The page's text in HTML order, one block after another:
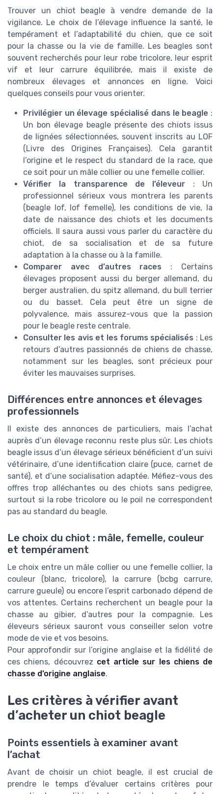
Trouver un chiot beagle à vendre demande de la
vigilance. Le choix de l’élevage influence la santé, le
tempérament et l’adaptabilité du chien, que ce soit
pour la chasse ou la vie de famille. Les beagles sont
souvent recherchés pour leur robe tricolore, leur esprit
vif et leur carrure équilibrée, mais il existe de
nombreux élevages et annonces en ligne. Voici
quelques conseils pour vous orienter.
Privilégier un élevage spécialisé dans le beagle :
Un bon élevage beagle présente des chiots issus
de lignées sélectionnées, souvent inscrits au LOF
(Livre des Origines Françaises). Cela garantit
l’origine et le respect du standard de la race, que
ce soit pour un mâle collier ou une femelle collier.
Vérifier la transparence de l’éleveur : Un
professionnel sérieux vous montrera les parents
(beagle lof, lof femelle), les conditions de vie, la
date de naissance des chiots et les documents
officiels. Il saura aussi vous parler du caractère du
chiot, de sa socialisation et de sa future
adaptation à la chasse ou à la famille.
Comparer avec d’autres races : Certains
élevages proposent aussi du berger allemand, du
berger australien, du spitz allemand, du bull terrier
ou du basset. Cela peut être un signe de
polyvalence, mais assurez-vous que la passion
pour le beagle reste centrale.
Consulter les avis et les forums spécialisés : Les
retours d’autres passionnés de chiens de chasse,
notamment sur les beagles, sont précieux pour
éviter les mauvaises surprises.
Différences entre annonces et élevages
professionnels
Il existe des annonces de particuliers, mais l’achat
auprès d’un élevage reconnu reste plus sûr. Les chiots
beagle issus d’un élevage sérieux bénéficient d’un suivi
vétérinaire, d’une identification claire (puce, carnet de
santé), et d’une socialisation adaptée. Méfiez-vous des
offres trop alléchantes ou des chiots sans pedigree,
surtout si la robe tricolore ou le poil ne correspondent
pas au standard du beagle.
Le choix du chiot : mâle, femelle, couleur
et tempérament
Le choix entre un mâle collier ou une femelle collier, la
couleur (blanc, tricolore), la carrure (bcbg carrure,
carrure gueule) ou encore l’esprit carbonado dépend de
vos attentes. Certains recherchent un beagle pour la
chasse au gibier, d’autres pour la compagnie. Les
éleveurs sérieux sauront vous conseiller selon votre
mode de vie et vos besoins.
Pour approfondir sur l’origine anglaise et la fidélité de
ces chiens, découvrez cet article sur les chiens de
chasse d’origine anglaise.
Les critères à vérifier avant
d’acheter un chiot beagle
Points essentiels à examiner avant
l’achat
Avant de choisir un chiot beagle, il est crucial de
prendre le temps d’évaluer certains critères pour